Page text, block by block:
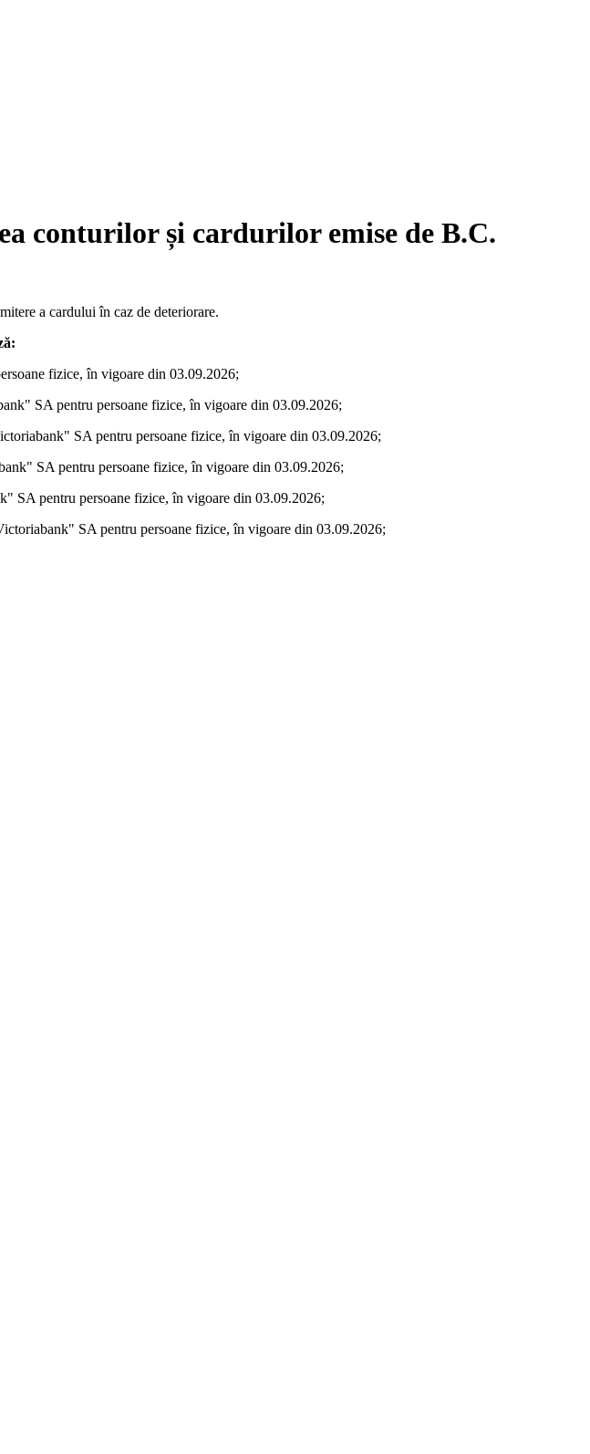
conturilor și cardurilor emise de B.C.
a cardului în caz de deteriorare.
fizice, în vigoare din 03.09.2026;
SA pentru persoane fizice, în vigoare din 03.09.2026;
SA pentru persoane fizice, în vigoare din 03.09.2026;
SA pentru persoane fizice, în vigoare din 03.09.2026;
SA pentru persoane fizice, în vigoare din 03.09.2026;
SA pentru persoane fizice, în vigoare din 03.09.2026;